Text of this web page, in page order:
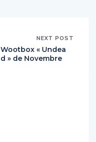
Wootbox « Undea
d » de Novembre